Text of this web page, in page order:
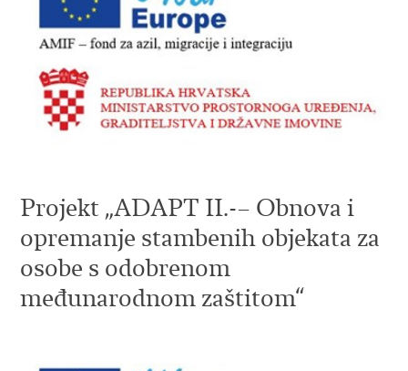
Projekt „ADAPT II.-– Obnova i
opremanje stambenih objekata za
osobe s odobrenom
međunarodnom zaštitom“